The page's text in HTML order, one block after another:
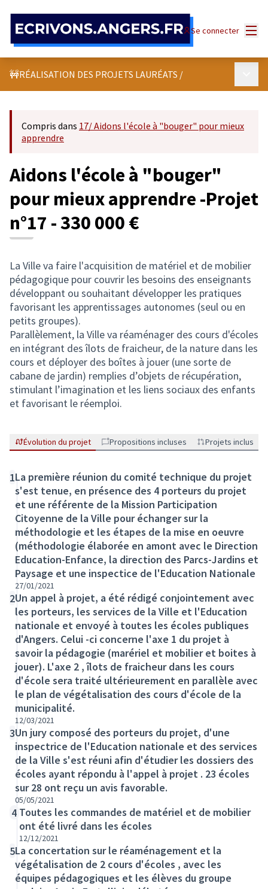
Se connecter
🚧RÉALISATION DES PROJETS LAURÉATS /
Compris dans 17/ Aidons l'école à "bouger" pour mieux
apprendre
Aidons l'école à "bouger"
pour mieux apprendre -Projet
n°17 - 330 000 €
La Ville va faire l'acquisition de matériel et de mobilier
pédagogique pour couvrir les besoins des enseignants
développant ou souhaitant développer les pratiques
favorisant les apprentissages autonomes (seul ou en
petits groupes).
Parallèlement, la Ville va réaménager des cours d'écoles
en intégrant des îlots de fraicheur, de la nature dans les
cours et déployer des boîtes à jouer (une sorte de
cabane de jardin) remplies d’objets de récupération,
stimulant l’imagination et les liens sociaux des enfants
et favorisant le réemploi.
Évolution du projet Propositions incluses Projets inclus
1La première réunion du comité technique du projet
s'est tenue, en présence des 4 porteurs du projet
et une référente de la Mission Participation
Citoyenne de la Ville pour échanger sur la
méthodologie et les étapes de la mise en oeuvre
(méthodologie élaborée en amont avec le Direction
Education-Enfance, la direction des Parcs-Jardins et
Paysage et une inspectice de l'Education Nationale
27/01/2021
2Un appel à projet, a été rédigé conjointement avec
les porteurs, les services de la Ville et l'Education
nationale et envoyé à toutes les écoles publiques
d'Angers. Celui -ci concerne l'axe 1 du projet à
savoir la pédagogie (marériel et mobilier et boites à
jouer). L'axe 2 , îlots de fraicheur dans les cours
d'école sera traité ultérieurement en parallèle avec
le plan de végétalisation des cours d'école de la
municipalité.
12/03/2021
3Un jury composé des porteurs du projet, d'une
inspectrice de l'Education nationale et des services
de la Ville s'est réuni afin d'étudier les dossiers des
écoles ayant répondu à l'appel à projet . 23 écoles
sur 28 ont reçu un avis favorable.
05/05/2021
4 Toutes les commandes de matériel et de mobilier
ont été livré dans les écoles
12/12/2021
5La concertation sur le réaménagement et la
végétalisation de 2 cours d'écoles , avec les
équipes pédagogiques et les élèves du groupe